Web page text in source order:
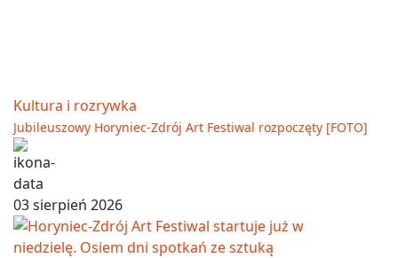
Kultura i rozrywka
Jubileuszowy Horyniec-Zdrój Art Festiwal rozpoczęty [FOTO]
03 sierpień 2026